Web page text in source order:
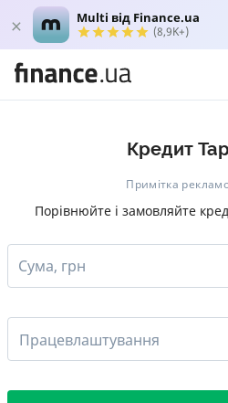
Multi від Finance.ua
(8,9K+)
Кредит
Примітка
Порівнюйте і замовляйте
Сума, грн
Працевлаштування